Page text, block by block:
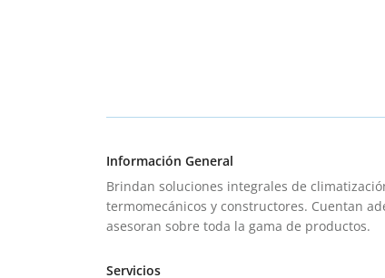
Información General
Brindan soluciones integrales de
termomecánicos y constructores. Cuentan
asesoran sobre toda la gama de productos.
Servicios